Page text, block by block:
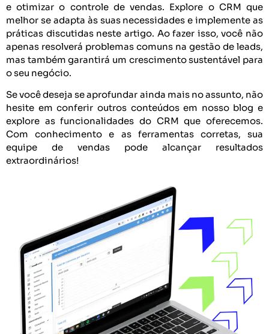
e otimizar o controle de vendas. Explore o CRM que
melhor se adapta às suas necessidades e implemente as
práticas discutidas neste artigo. Ao fazer isso, você não
apenas resolverá problemas comuns na gestão de leads,
mas também garantirá um crescimento sustentável para
o seu negócio.
Se você deseja se aprofundar ainda mais no assunto, não
hesite em conferir outros conteúdos em nosso blog e
explore as funcionalidades do CRM que oferecemos.
Com conhecimento e as ferramentas corretas, sua
equipe de vendas pode alcançar resultados
extraordinários!